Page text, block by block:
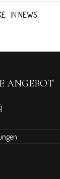
INNEWS
ANGEBOT